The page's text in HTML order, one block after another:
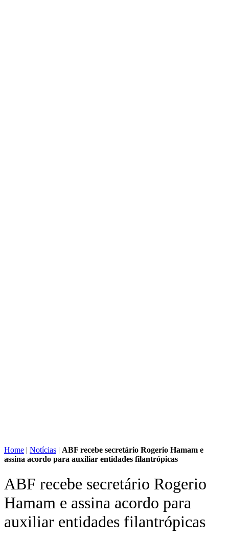
Home | Notícias | ABF recebe secretário Rogerio Hamam e
assina acordo para auxiliar entidades filantrópicas
ABF recebe secretário Rogerio
Hamam e assina acordo para
auxiliar entidades filantrópicas